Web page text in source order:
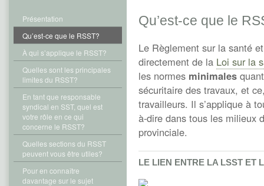
Présentation
Qu’est-ce que le RSST?
À qui s’applique le RSST?
Quelles sont les principales
limites du RSST?
En tant que responsable
syndical en SST, quel est
votre rôle en ce qui
concerne le RSST?
Quelles sections du RSST
peuvent vous être utiles?
Pour en connaître
davantage sur le sujet
Qu’est-ce que le
Le Règlement sur la santé
directement de la Loi sur la
les normes minimales
sécuritaire des travaux, et
travailleurs. Il s’applique à
à-dire dans tous les milieux
provinciale.
LE LIEN ENTRE LA LSST ET